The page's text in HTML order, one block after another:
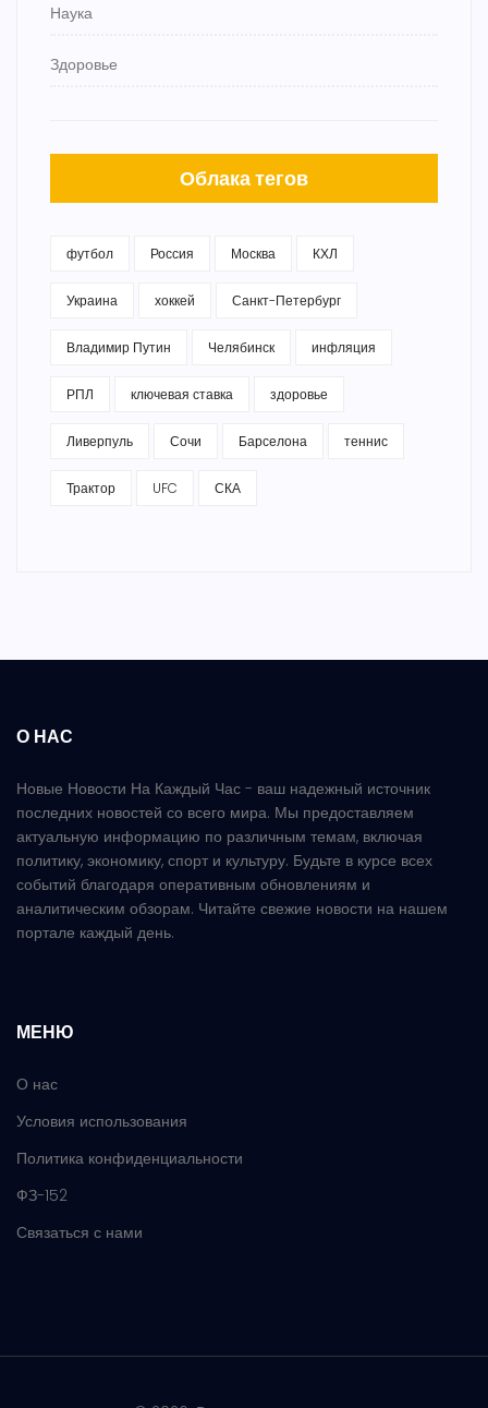
Наука
Здоровье
Облака тегов
футбол Россия Москва КХЛ
Украина хоккей Санкт-Петербург
Владимир Путин Челябинск инфляция
РПЛ ключевая ставка здоровье
Ливерпуль Сочи Барселона теннис
Трактор UFC СКА
О НАС
Новые Новости На Каждый Час - ваш надежный источник
последних новостей со всего мира. Мы предоставляем
актуальную информацию по различным темам, включая
политику, экономику, спорт и культуру. Будьте в курсе всех
событий благодаря оперативным обновлениям и
аналитическим обзорам. Читайте свежие новости на нашем
портале каждый день.
МЕНЮ
О нас
Условия использования
Политика конфиденциальности
ФЗ-152
Связаться с нами